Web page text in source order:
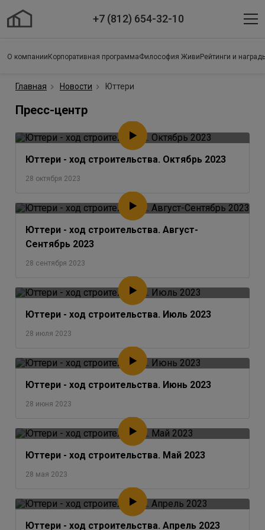
+7 (812) 654-32-10
О компании Корпоративная программаФилософия Живи Рейтинги и
Главная Новости Юттери
Пресс-центр
Юттери - ход строительства. Октябрь 2023
28 октября 2023
Юттери - ход строительства. Август-
Сентябрь 2023
28 сентября 2023
Юттери - ход строительства. Июль 2023
28 июля 2023
Юттери - ход строительства. Июнь 2023
28 июня 2023
Юттери - ход строительства. Май 2023
28 мая 2023
Юттери - ход строительства. Апрель 2023